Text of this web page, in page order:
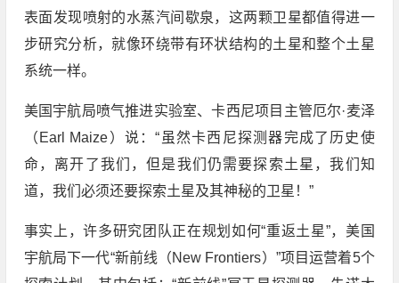
表面发现喷射的水蒸汽间歇泉，这两颗卫星都值得进一
步研究分析，就像环绕带有环状结构的土星和整个土星
系统一样。
美国宇航局喷气推进实验室、卡西尼项目主管厄尔·麦泽
（Earl Maize）说：“虽然卡西尼探测器完成了历史使
命，离开了我们，但是我们仍需要探索土星，我们知
道，我们必须还要探索土星及其神秘的卫星！”
事实上，许多研究团队正在规划如何“重返土星”，美国
宇航局下一代“新前线（New Frontiers）”项目运营着5个